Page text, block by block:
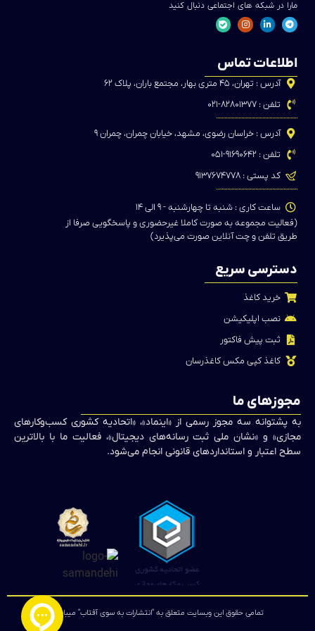
مارا در شبکه های اجتماعی دنبال کنید
اطلاعات تماس
آدرس : تهران، ۴۵ متری بهار، مجتمع باران، پلاک ۶۲
تلفن : ۸۲۸۰۱۳۷۷-۰۲۱
آدرس : خراسان رضوی، مشهد، خیابان چمران، چمران ۹
تلفن : ۹۱۶۹۰۶۴۲-۰۵۱
کد پستی : ۹۱۳۷۶۷۴۷۷۸
ساعت کاری : شنبه تا چهارشنبه - ۹ الی ۱۴
(فعالیت مجموعه به صورت کاملا غیرحضوری و پاسخگویی صرفا از
طریق تلفن و چت آنلاین صورت می‌پذیرد)
دسترسی سریع
خرید کاغذ
نصب اپلیکیشن
ثبت پیش فاکتور
کاغذ کپی مکس کاغذرسان
مجوزهای ما
به پشتوانه سه مجوز رسمی از «اینماد»، «اتحادیه کشوری کسب‌وکارهای
مجازی» و «نشان ملی ثبت رسانه‌های دیجیتال»، فعالیت ما با بالاترین
سطح اعتبار و استانداردهای قانونی انجام می‌شود.
تمامی حقوق این وبسایت متعلق به "انتشارات به سوی آفتاب" میباشد.